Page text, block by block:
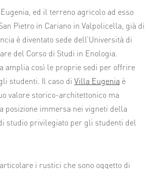
ed il terreno agricolo ad esso
Pietro in Cariano in Valpolicella, già di
è diventato sede dell’Università di
del Corso di Studi in Enologia.
amplia così le proprie sedi per offrire
studenti. Il caso di Villa Eugenia è
valore storico-architettonico ma
posizione immersa nei vigneti della
studio privilegiato per gli studenti del
i rustici che sono oggetto di